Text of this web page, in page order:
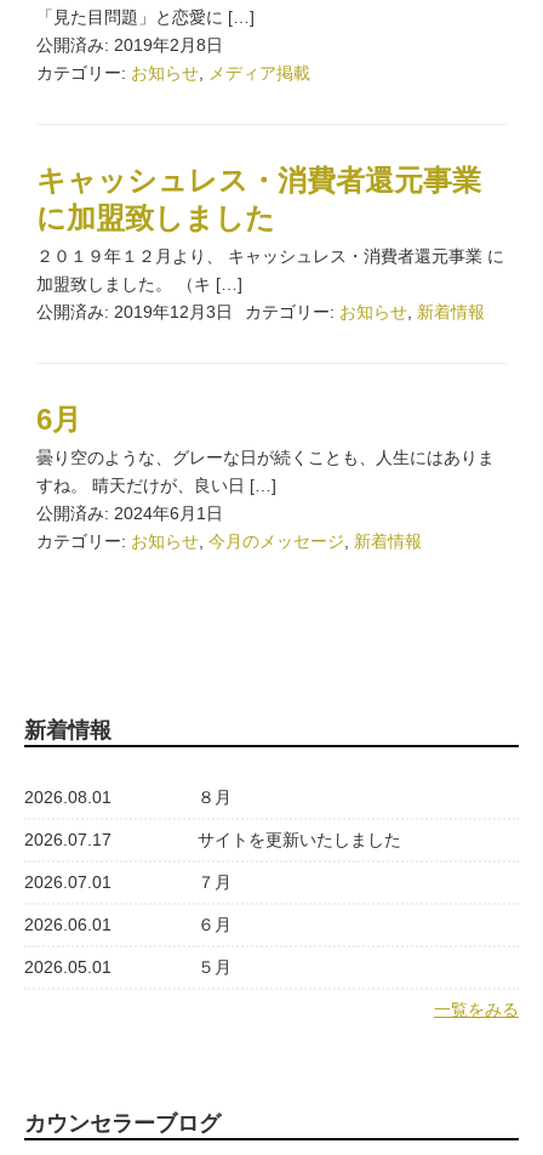
「見た目問題」と恋愛に […]
公開済み: 2019年2月8日
カテゴリー: お知らせ メディア掲載
キャッシュレス・消費者還元事業
に加盟致しました
２０１９年１２月より、 キャッシュレス・消費者還元事業 に
加盟致しました。 （キ […]
公開済み: 2019年12月3日
カテゴリー: お知らせ 新着情報
6月
曇り空のような、グレーな日が続くことも、人生にはありま
すね。 晴天だけが、良い日 […]
公開済み: 2024年6月1日
カテゴリー: お知らせ 今月のメッセージ 新着情報
新着情報
2026.08.01 ８月
2026.07.17 サイトを更新いたしました
2026.07.01 ７月
2026.06.01 ６月
2026.05.01 ５月
一覧をみる
カウンセラーブログ